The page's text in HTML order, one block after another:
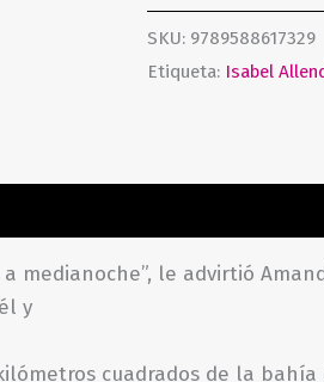
SKU: 9789588617329
Etiqueta: Isabel
medianoche”, le advirtió
y
cuadrados de la bahía